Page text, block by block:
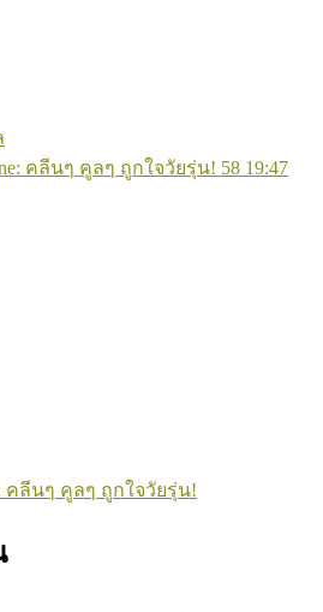
58 19:47
คลีนๆ คูลๆ ถูกใจวัยรุ่น!